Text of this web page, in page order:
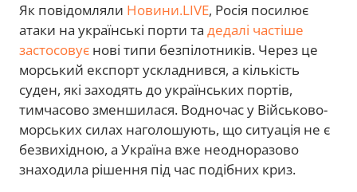
Як повідомляли Новини.LIVE, Росія посилює
атаки на українські порти та дедалі частіше
застосовує нові типи безпілотників. Через це
морський експорт ускладнився, а кількість
суден, які заходять до українських портів,
тимчасово зменшилася. Водночас у Військово-
морських силах наголошують, що ситуація не є
безвихідною, а Україна вже неодноразово
знаходила рішення під час подібних криз.